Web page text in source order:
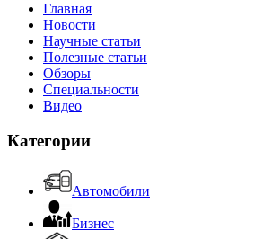
Главная
Новости
Научные статьи
Полезные статьи
Обзоры
Специальности
Видео
Категории
Автомобили
Бизнес